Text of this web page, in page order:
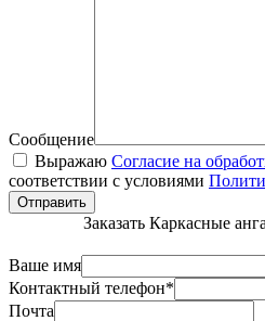
Сообщение
Выражаю Согласие на
соответствии с условиями
Отправить
Заказать Каркасные
Ваше имя
Контактный телефон*
Почта